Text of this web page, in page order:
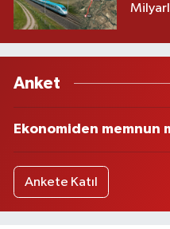
Anket
Ekonomiden memnun
Ankete Katıl